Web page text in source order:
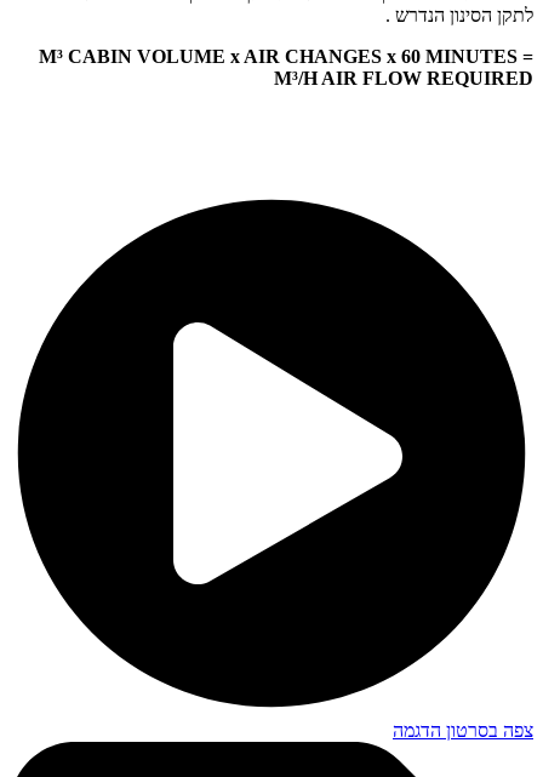
לתקן הסינון הנדרש .
M³ CABIN VOLUME x AIR CHANGES x 60 MINUTES =
M³/H AIR FLOW REQUIRED
צפה בסרטון הדגמה